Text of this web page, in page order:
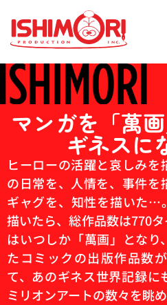
マンガを「萬画
ギネスに
ヒーローの活躍と哀しみ
の日常を、人情を、事件を
ギャグを、知性を描いた…
描いたら、総作品数は770
はいつしか「萬画」とな
たコミックの出版作品数
て、あのギネス世界記録に
ミリオンアートの数々を眺め